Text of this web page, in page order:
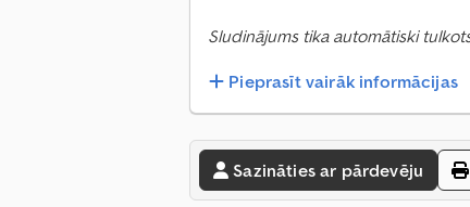
Sludinājums tika automātiski
Pieprasīt vairāk informācijas
Sazināties ar pārdevēju